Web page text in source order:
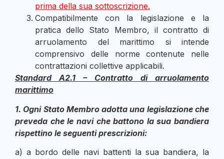
prima della sua sottoscrizione.
Compatibilmente con la legislazione e la
pratica dello Stato Membro, il contratto di
arruolamento del marittimo si intende
comprensivo delle norme contenute nelle
contrattazioni collettive applicabili.
Standard A2.1 – Contratto di arruolamento
marittimo
1. Ogni Stato Membro adotta una legislazione che
preveda che le navi che battono la sua bandiera
rispettino le seguenti prescrizioni:
a) a bordo delle navi battenti la sua bandiera, la